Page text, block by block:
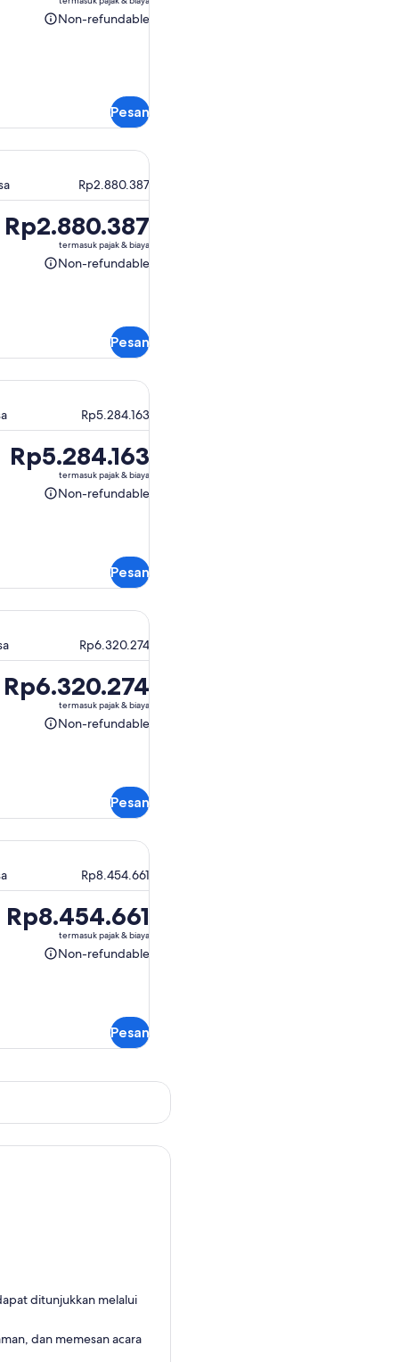
Non-refundable
Non-
Pesan
Rp2.880.387
Harga
Rp2.880.387
Rp2.880.387
termasuk pajak & biaya
Non-refundable
Non-
Pesan
Rp5.284.163
Harga
Rp5.284.163
Rp5.284.163
termasuk pajak & biaya
Non-refundable
Non-
Pesan
Rp6.320.274
Harga
Rp6.320.274
Rp6.320.274
termasuk pajak & biaya
Non-refundable
Non-
Pesan
Rp8.454.661
Harga
Rp8.454.661
Rp8.454.661
termasuk pajak & biaya
Non-refundable
Non-
Pesan
ditunjukkan melalui
dan memesan acara